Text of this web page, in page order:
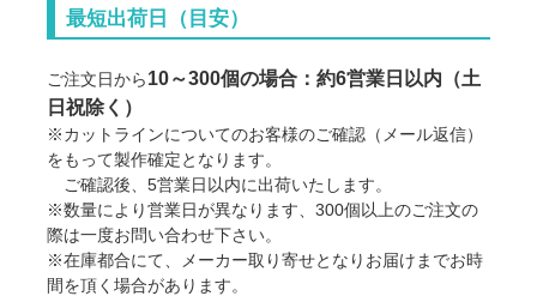
フリーカットアクキー・5×7.5cm
フリーカットアクキー・6×6㎝cm
フリーカットアクキー・7×7cm
最短出荷日（目安）
ご注文日から10～300個の場合：約6営業日以内（土
日祝除く）
※カットラインについてのお客様のご確認（メール返信）
をもって製作確定となります。
ご確認後、5営業日以内に出荷いたします。
※数量により営業日が異なります、300個以上のご注文の
際は一度お問い合わせ下さい。
※在庫都合にて、メーカー取り寄せとなりお届けまでお時
間を頂く場合があります。